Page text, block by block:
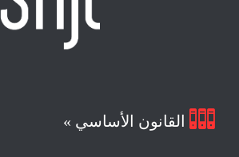
 القانون الأساسي »